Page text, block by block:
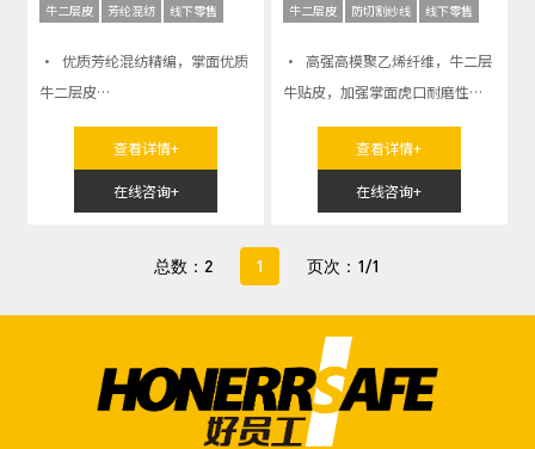
牛二层皮 芳纶混纺 线下零售
· 优质芳纶混纺精编，掌面优质
牛二层皮
· 虎口指尖加强，芳纶双峰线缝
查看详情+
在线咨询+
牛二层皮 防切割纱线 线下零售
· 高强高模聚乙烯纤维，牛二层
牛贴皮，加强掌面虎口耐磨性
· 避免或减少手部危害，长时间
佩戴无疲劳感查看详情+
在线咨询+
总数：2 1 页次：1/1